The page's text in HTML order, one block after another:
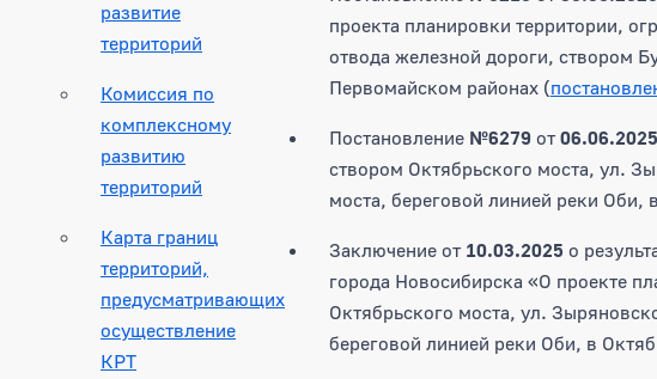
развитие
территорий
Комиссия по
комплексному
развитию
территорий
Карта границ
территорий,
предусматривающих
осуществление
КРТ
проекта планировки территории,
отвода железной дороги, створом
Первомайском районах (
Постановление №6279 от06.06.2025
створом Октябрьского моста, ул.
моста, береговой линией реки
Заключение от 10.03.2025 о
города Новосибирска «О проекте
Октябрьского моста, ул.
береговой линией реки Оби, в